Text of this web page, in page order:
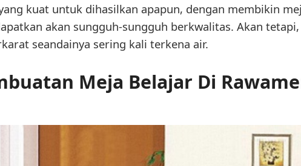
kuat untuk dihasilkan apapun, dengan membikin
akan sungguh-sungguh berkwalitas. Akan
seandainya sering kali terkena air.
Meja Belajar Di